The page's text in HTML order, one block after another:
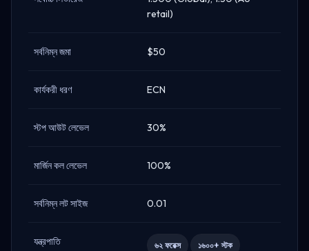
retail)
সর্বনিম্ন জমা $50
কার্যকরী ধরণ ECN
স্টপ আউট লেভেল 30%
মার্জিন কল লেভেল 100%
সর্বনিম্ন লট সাইজ 0.01
যন্ত্রপাতি ৬২ ফরেক্স ১৬০০+ স্টক